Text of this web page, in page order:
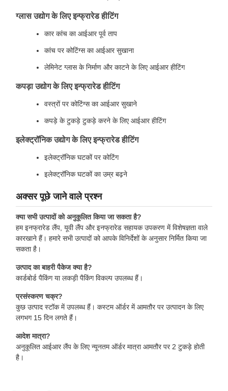
ग्लास उद्योग के लिए इन्फ्रारेड हीटिंग
कार कांच का आईआर पूर्व ताप
कांच पर कोटिंग्स का आईआर सुखाना
लेमिनेट ग्लास के निर्माण और काटने के लिए आईआर हीटिंग
कपड़ा उद्योग के लिए इन्फ्रारेड हीटिंग
वस्त्रों पर कोटिंग्स का आईआर सुखाने
कपड़े के टुकड़े टुकड़े करने के लिए आईआर हीटिंग
इलेक्ट्रॉनिक उद्योग के लिए इन्फ्रारेड हीटिंग
इलेक्ट्रॉनिक घटकों पर कोटिंग
इलेक्ट्रॉनिक घटकों का उम्र बढ़ने
अक्सर पूछे जाने वाले प्रश्न
क्या सभी उत्पादों को अनुकूलित किया जा सकता है?
हम इनफ्रारेड लैंप, यूवी लैंप और इनफ्रारेड सहायक उपकरण में विशेषज्ञता वाले
कारखाने हैं। हमारे सभी उत्पादों को आपके विनिर्देशों के अनुसार निर्मित किया जा
सकता है।
उत्पाद का बाहरी पैकेज क्या है?
कार्डबोर्ड पैकिंग या लकड़ी पैकिंग विकल्प उपलब्ध हैं।
प्रसंस्करण चक्र?
कुछ उत्पाद स्टॉक में उपलब्ध हैं। कस्टम ऑर्डर में आमतौर पर उत्पादन के लिए
लगभग 15 दिन लगते हैं।
आदेश मात्रा?
अनुकूलित आईआर लैंप के लिए न्यूनतम ऑर्डर मात्रा आमतौर पर 2 टुकड़े होती
है।